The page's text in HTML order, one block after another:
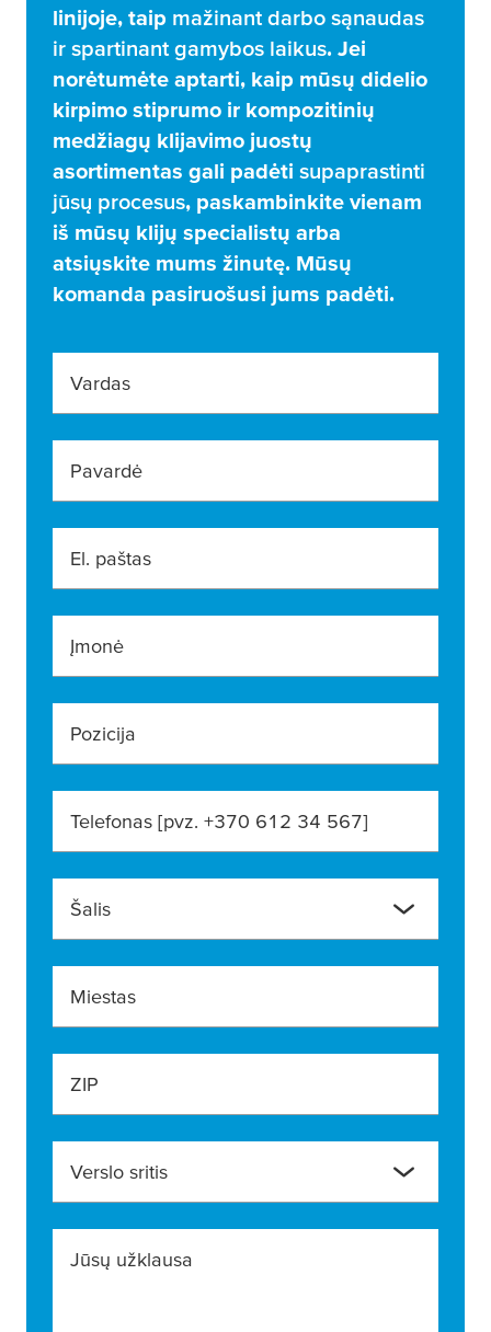
linijoje, taip mažinant darbo sąnaudas
ir spartinant gamybos laikus. Jei
norėtumėte aptarti, kaip mūsų didelio
kirpimo stiprumo ir kompozitinių
medžiagų klijavimo juostų
asortimentas gali padėti supaprastinti
jūsų procesus, paskambinkite vienam
iš mūsų klijų specialistų arba
atsiųskite mums žinutę. Mūsų
komanda pasiruošusi jums padėti.
Vardas
Pavardė
El. paštas
Įmonė
Pozicija
Telefonas [pvz. +370 612 34 567]
Šalis
Miestas
ZIP
Verslo sritis
Jūsų užklausa